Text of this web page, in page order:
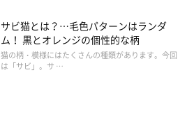
サビ猫とは？…毛色パターンはランダ
ム！ 黒とオレンジの個性的な柄
猫の柄・模様にはたくさんの種類があります。今回
は「サビ」。サ …